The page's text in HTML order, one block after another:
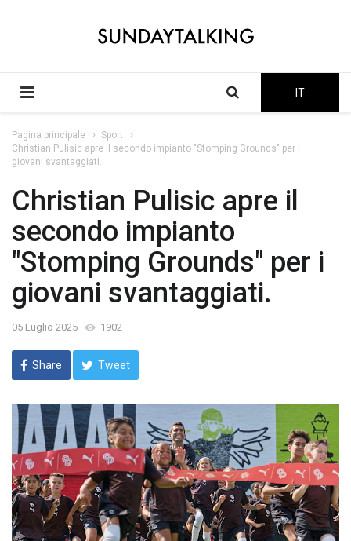
IT
Pagina principale
Sport
Christian Pulisic apre il secondo impianto "Stomping Grounds" per i
giovani svantaggiati.
Christian Pulisic apre il
secondo impianto
"Stomping Grounds" per i
giovani svantaggiati.
05 Luglio 2025 1902
Share Tweet